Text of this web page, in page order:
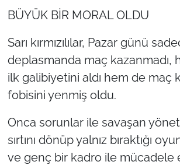
BÜYÜK BİR MORAL OLDU
Sarı kırmızılılar, Pazar günü
deplasmanda maç kazanmadı,
ilk galibiyetini aldı hem de maç
fobisini yenmiş oldu.
Onca sorunlar ile savaşan
sırtını dönüp yalnız bıraktığı
ve genç bir kadro ile mücadele